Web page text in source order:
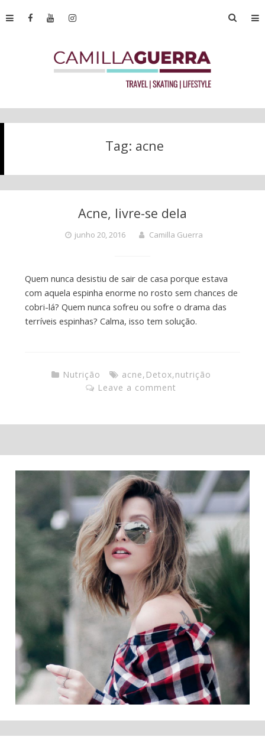
Tag: acne
Acne, livre-se dela
junho 20, 2016 Camilla Guerra
Quem nunca desistiu de sair de casa porque estava
com aquela espinha enorme no rosto sem chances de
cobri-lá? Quem nunca sofreu ou sofre o drama das
terríveis espinhas? Calma, isso tem solução.
Nutrição acne, Detox,nutrição
Leave a comment